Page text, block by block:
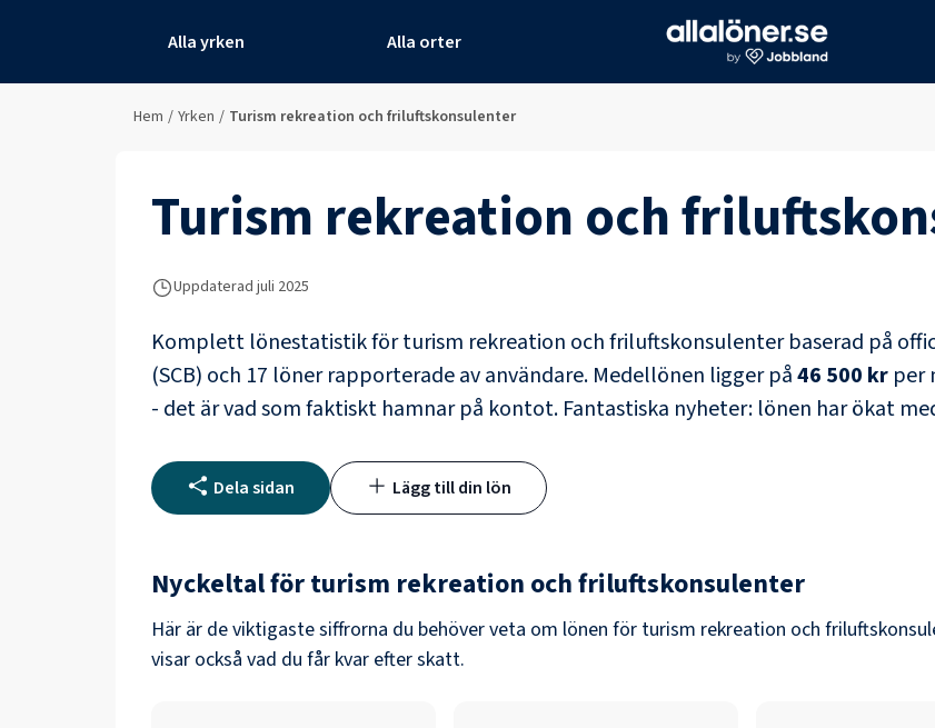
Alla yrken Alla orter
Hem / Yrken / Turism rekreation och friluftskonsulenter
Turism rekreation och
Uppdaterad juli 2025
Komplett lönestatistik förturism rekreation och friluftskonsulenterbaserad på
(SCB) och 17 löner rapporterade av användare. Medellönen ligger på46 500 kr per
- det är vad som faktiskt hamnar på kontot. Fantastiska nyheter: lönen har ökat
Dela sidan Lägg till din lön
Nyckeltal förturism rekreation och friluftskonsulenter
Här är de viktigaste siffrorna du behöver veta om lönen för turism rekreation och
visar också vad du får kvar efter skatt.